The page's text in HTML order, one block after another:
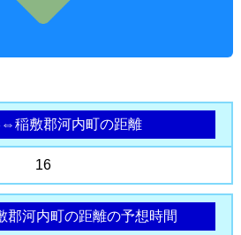
ショ
⇔稲敷郡河内町の距離
16
河内町の距離の予想時間